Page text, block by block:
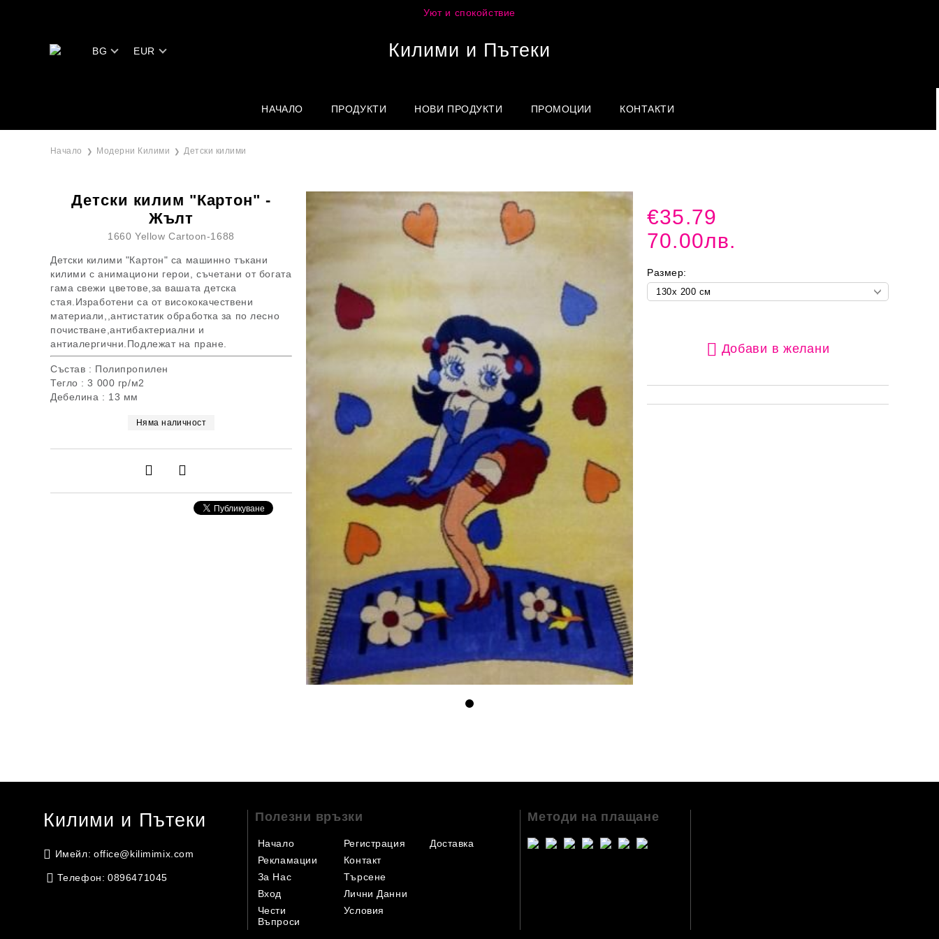
Уют и спокойствие
BG EUR Килими и Пътеки
НАЧАЛО ПРОДУКТИ НОВИ ПРОДУКТИ ПРОМОЦИИ КОНТАКТИ
Начало Модерни Килими Детски килими
Детски килим "Картон" -
Жълт
1660 Yellow Cartoon-1688
Детски килими "Картон" са машинно тъкани
килими с анимациони герои, съчетани от богата
гама свежи цветове,за вашата детска
стая.Изработени са от висококачествени
материали,,антистатик обработка за по лесно
почистване,антибактериални и
антиалергични.Подлежат на пране.
Състав : Полипропилен
Тегло : 3 000 гр/м2
Дебелина : 13 мм
Няма наличност
€35.79
70.00лв.
Размер:
Добави в желани
Килими и Пътеки
Имейл: office@kilimimix.com
Телефон: 0896471045
Полезни връзки
Начало
Рекламации
За Нас
Вход
Чести
Въпроси
Регистрация
Контакт
Търсене
Лични Данни
Условия
Доставка
Методи на плащане